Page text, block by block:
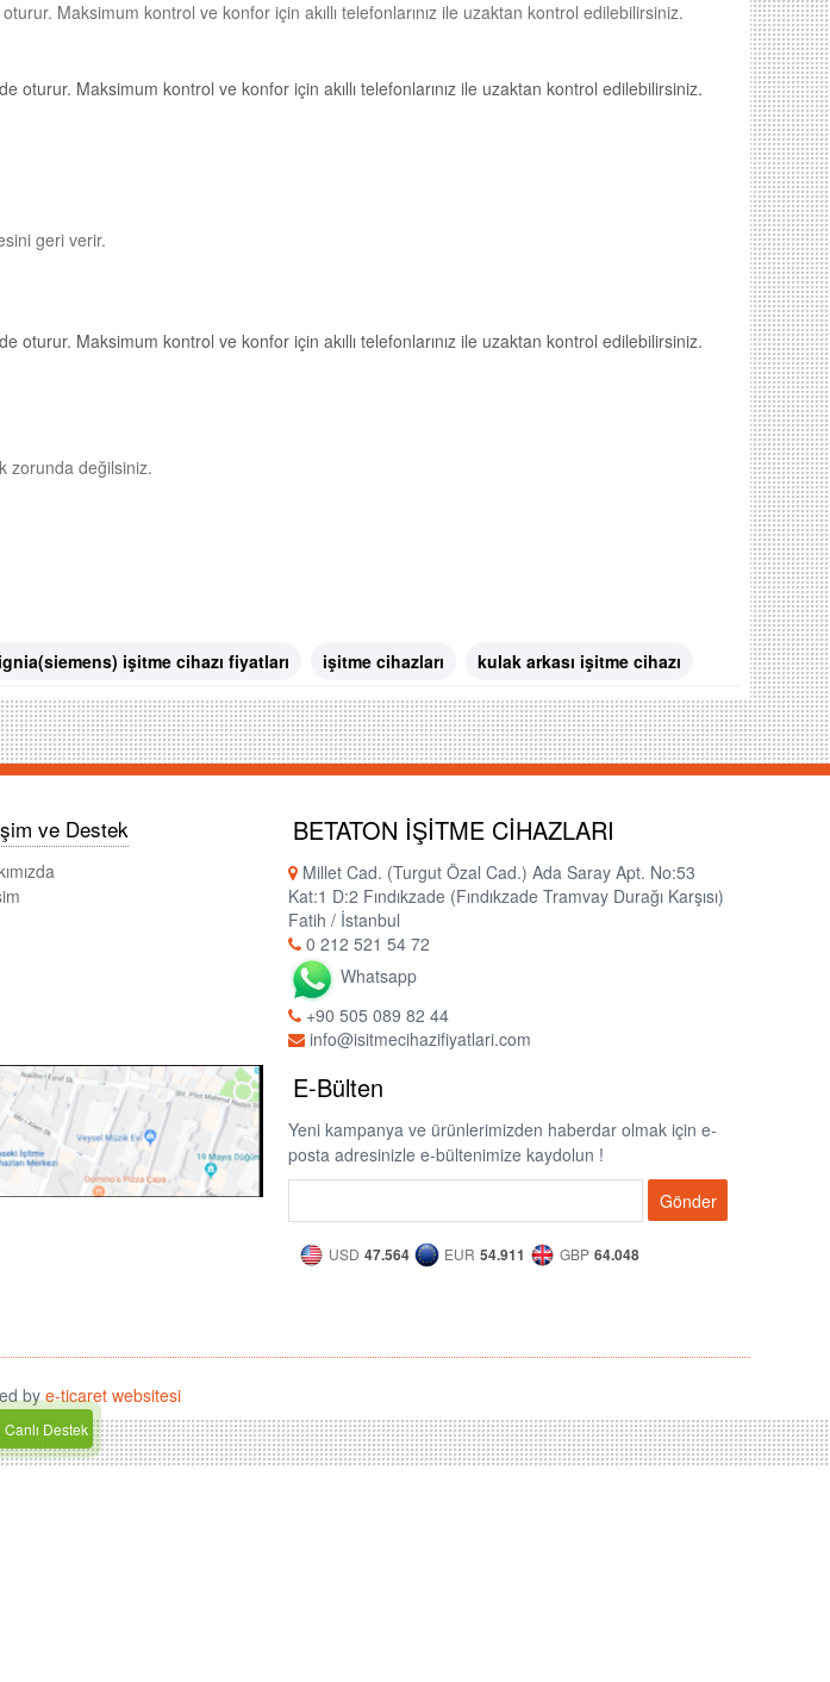
Maksimum kontrol ve konfor için akıllı telefonlarınız ile uzaktan kontrol edilebilirsiniz.
geri verir.
zorunda değilsiniz.
işitme cihazı fiyatları işitme cihazları kulak arkası işitme cihazı
ve Destek BETATON İŞİTME CİHAZLARI
Millet Cad. (Turgut Özal Cad.) Ada Saray Apt. No:53
Kat:1 D:2 Fındıkzade (Fındıkzade Tramvay Durağı Karşısı)
Fatih / İstanbul
0 212 521 54 72
Whatsapp
+90 505 089 82 44
info@isitmecihazifiyatlari.com
E-Bülten
Yeni kampanya ve ürünlerimizden haberdar olmak için e-
posta adresinizle e-bültenimize kaydolun !
Gönder
USD 47.564 EUR 54.911 GBP 64.048
Canlı Destek
bye-ticaret websitesi